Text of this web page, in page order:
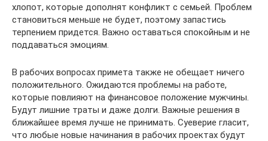
хлопот, которые дополнят конфликт с семьей. Проблем
становиться меньше не будет, поэтому запастись
терпением придется. Важно оставаться спокойным и не
поддаваться эмоциям.
В рабочих вопросах примета также не обещает ничего
положительного. Ожидаются проблемы на работе,
которые повлияют на финансовое положение мужчины.
Будут лишние траты и даже долги. Важные решения в
ближайшее время лучше не принимать. Суеверие гласит,
что любые новые начинания в рабочих проектах будут